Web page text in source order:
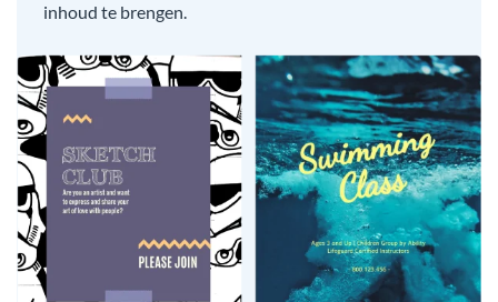
inhoud te brengen.